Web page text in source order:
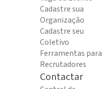
Cadastre sua
Organização
Cadastre seu
Coletivo
Ferramentas para
Recrutadores
Contactar